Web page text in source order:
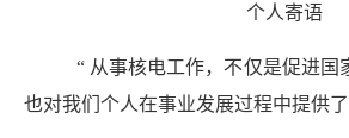
个人寄语
“ 从事核电工作，不仅是促进国
也对我们个人在事业发展过程中提供